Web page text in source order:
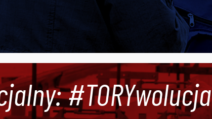
#TORYwolucja